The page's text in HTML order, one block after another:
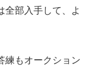
全部入手して、よ
練もオークション